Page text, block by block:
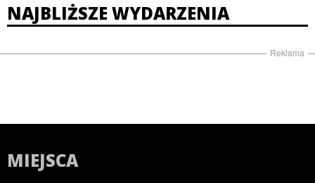
NAJBLIŻSZE WYDARZENIA
Reklama
MIEJSCA